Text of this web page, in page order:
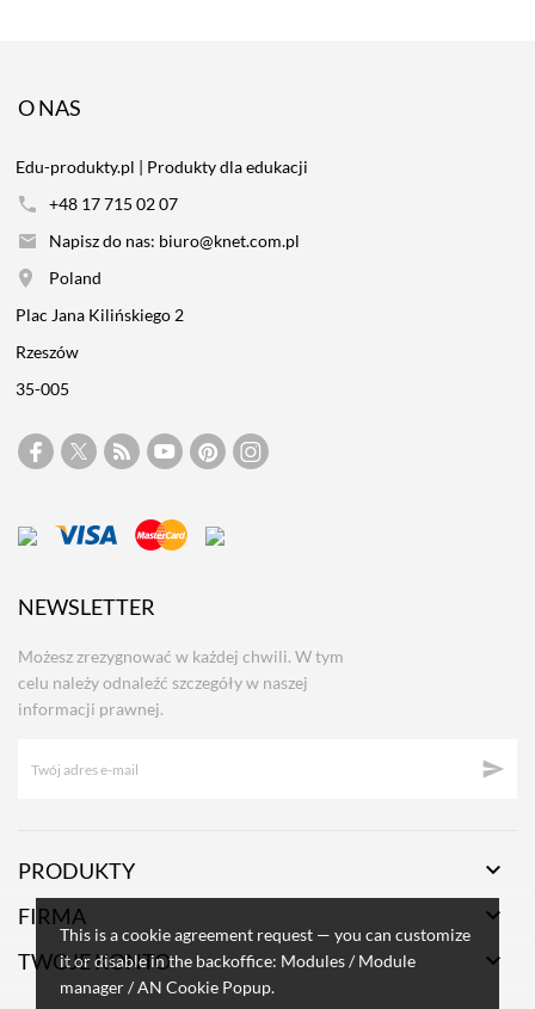
This is a cookie agreement request — you can customize
it or disable in the backoffice: Modules / Module
manager / AN Cookie Popup.
O NAS
Edu-produkty.pl | Produkty dla edukacji
+48 17 715 02 07
Napisz do nas: biuro@knet.com.pl
Poland
Plac Jana Kilińskiego 2
Rzeszów
35-005
NEWSLETTER
Możesz zrezygnować w każdej chwili. W tym
celu należy odnaleźć szczegóły w naszej
informacji prawnej.

PRODUKTY 
FIRMA 
TWOJE KONTO 